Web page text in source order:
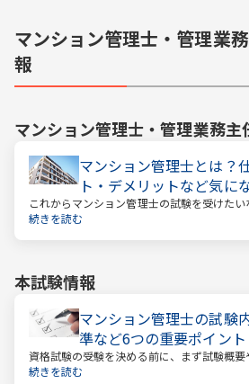
マンション管理士・管理業
報
マンション管理士・管理業務主
マンション管理士とは？
ト・デメリットなど気に
これからマンション管理士の試験を受けた
を確かめましょう。この仕事では、マンショ
続きを読む
本試験情報
マンション管理士の試験
準など6つの重要ポイント
資格試験の受験を決める前に、まず試験概
なことを把握しておくことが大切です。試験
続きを読む